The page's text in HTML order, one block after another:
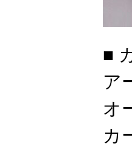
■
ア
オ
カ